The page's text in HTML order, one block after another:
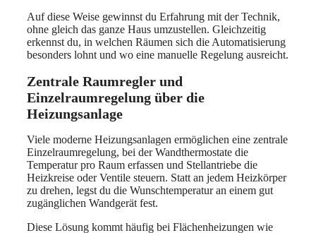
Auf diese Weise gewinnst du Erfahrung mit der Technik,
ohne gleich das ganze Haus umzustellen. Gleichzeitig
erkennst du, in welchen Räumen sich die Automatisierung
besonders lohnt und wo eine manuelle Regelung ausreicht.
Zentrale Raumregler und
Einzelraumregelung über die
Heizungsanlage
Viele moderne Heizungsanlagen ermöglichen eine zentrale
Einzelraumregelung, bei der Wandthermostate die
Temperatur pro Raum erfassen und Stellantriebe die
Heizkreise oder Ventile steuern. Statt an jedem Heizkörper
zu drehen, legst du die Wunschtemperatur an einem gut
zugänglichen Wandgerät fest.
Diese Lösung kommt häufig bei Flächenheizungen wie